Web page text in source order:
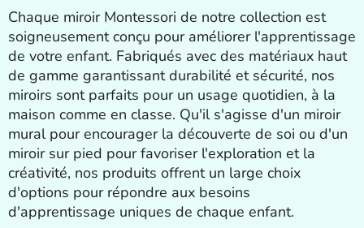
Chaque miroir Montessori de notre collection est
soigneusement conçu pour améliorer l'apprentissage
de votre enfant. Fabriqués avec des matériaux haut
de gamme garantissant durabilité et sécurité, nos
miroirs sont parfaits pour un usage quotidien, à la
maison comme en classe. Qu'il s'agisse d'un miroir
mural pour encourager la découverte de soi ou d'un
miroir sur pied pour favoriser l'exploration et la
créativité, nos produits offrent un large choix
d'options pour répondre aux besoins
d'apprentissage uniques de chaque enfant.